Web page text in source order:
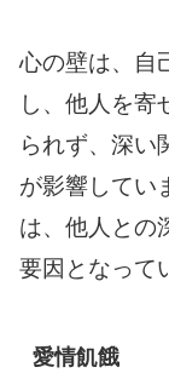
心の壁は、自
し、他人を寄
られず、深い
が影響してい
は、他人との
要因となって
愛情飢餓